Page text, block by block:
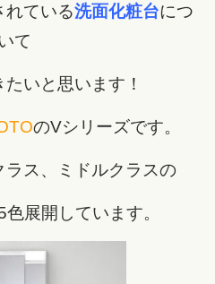
れている洗面化粧台につ
て
いと思います！
のVシリーズです。
ス、ミドルクラスの
展開しています。